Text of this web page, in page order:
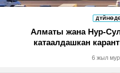
Алматы жана Нур-
катаалдашкан
6 жыл